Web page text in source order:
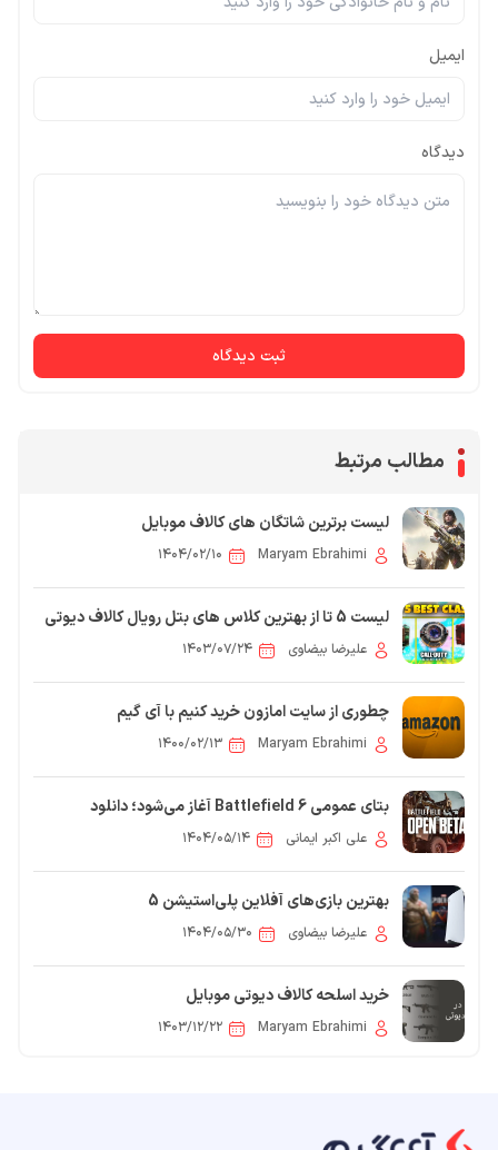
ایمیل
دیدگاه
ثبت دیدگاه
مطالب مرتبط
لیست برترین شاتگان های کالاف موبایل
Maryam Ebrahimi ۱۴۰۴/۰۲/۱۰
لیست 5 تا از بهترین کلاس های بتل رویال کالاف دیوتی
موبایلعلیرضا بیضاوی ۱۴۰۳/۰۷/۲۴
چطوری از سایت امازون خرید کنیم با آی گیم
Maryam Ebrahimi ۱۴۰۰/۰۲/۱۳
بتای عمومی Battlefield 6 آغاز می‌شود؛ دانلود
زودهنگام در تمام پلتفرم‌ها فعال شد
علی اکبر ایمانی ۱۴۰۴/۰۵/۱۴
بهترین بازی‌های آفلاین پلی‌استیشن 5
علیرضا بیضاوی ۱۴۰۴/۰۵/۳۰
خرید اسلحه کالاف دیوتی موبایل
Maryam Ebrahimi ۱۴۰۳/۱۲/۲۲